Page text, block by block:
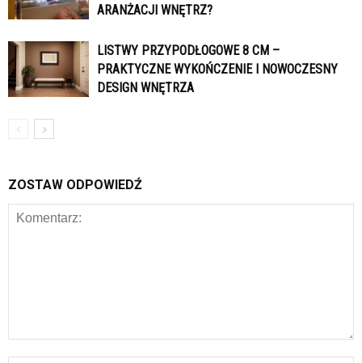
ARANŻACJI WNĘTRZ?
LISTWY PRZYPODŁOGOWE 8 CM –
PRAKTYCZNE WYKOŃCZENIE I NOWOCZESNY
DESIGN WNĘTRZA
ZOSTAW ODPOWIEDŹ